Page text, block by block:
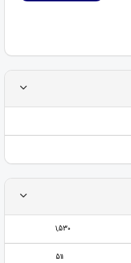
1,530
511